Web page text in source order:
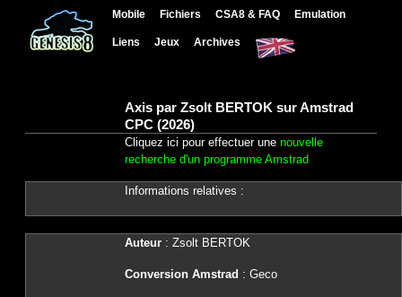
Mobile Fichiers CSA8 & FAQ Emulation
Liens Jeux Archives
Axis par Zsolt BERTOK sur Amstrad
CPC (2026)
Cliquez ici pour effectuer une nouvelle
recherche d'un programme Amstrad
Informations relatives :
Auteur: Zsolt BERTOK
Conversion Amstrad : Geco